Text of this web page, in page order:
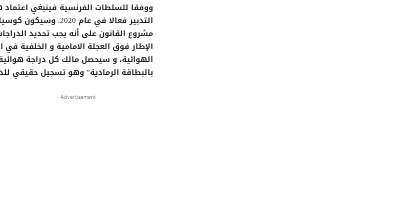
مشروع القانون على أنه يجب تحديد
الإطار فوق العجلة الامامية و الخلفية
الهوائية، و سيحصل مالك كل دراجة
بالبطاقة الرمادية” وهو تسجيل حقيقي
Advertisement